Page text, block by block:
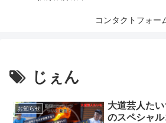
コンタクトフォー
じぇん
お知らせ
大道芸人たい
のスペシャ